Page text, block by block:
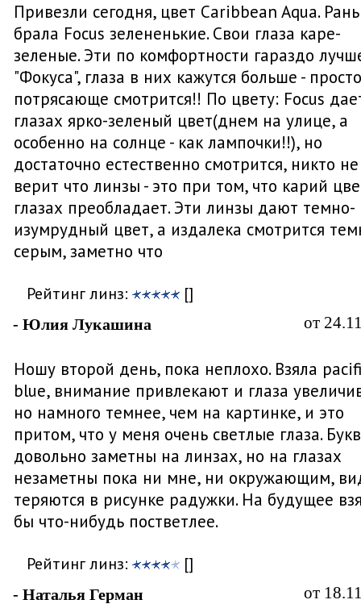
Привезли сегодня, цвет Caribbean Aqua.
брала Focus зелененькие. Свои глаза каре-
зеленые. Эти по комфортности гараздо
"Фокуса", глаза в них кажутся больше - просто
потрясающе смотрится!! По цвету: Focus
глазах ярко-зеленый цвет(днем на улице, а
особенно на солнце - как лампочки!!), но
достаточно естественно смотрится, никто не
верит что линзы - это при том, что карий
глазах преобладает. Эти линзы дают темно-
изумрудный цвет, а издалека смотрится
серым, заметно что
Рейтинг линз: []
- Юлия Лукашина от
Ношу второй день, пока неплохо. Взяла
blue, внимание привлекают и глаза
но намного темнее, чем на картинке, и это
притом, что у меня очень светлые глаза.
довольно заметны на линзах, но на глазах
незаметны пока ни мне, ни окружающим,
теряются в рисунке радужки. На будущее
бы что-нибудь постветлее.
Рейтинг линз: []
- Наталья Герман от